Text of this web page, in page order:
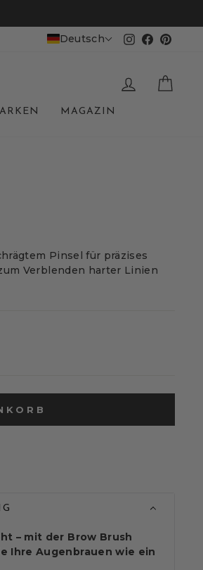
Deutsch Instagram
Facebook
MAGAZIN
Pinsel für präzises
Verblenden harter Linien
– mit der Brow Brush
Ihre Augenbrauen wie ein